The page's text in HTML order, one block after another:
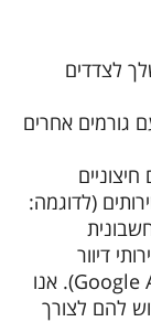
לצדדים
גורמים אחרים
(לדוגמה:
דיוור
אלקטרוני, וכלי ניתוח נתונים כמו Google Analytics). אנו
להם לצורך